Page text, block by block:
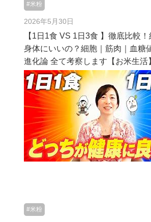
#米粉
2026年5月30日
【1日1食 VS 1日3食 】徹底比較
身体にいいの？細胞｜筋肉｜血糖
進化論 全て考察します【お米生活】
#米粉